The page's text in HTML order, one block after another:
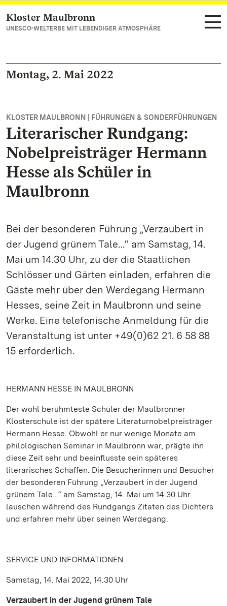
Zum Hauptinhalt springen
Kloster Maulbronn
UNESCO-WELTERBE MIT LEBENDIGER ATMOSPHÄRE
Montag, 2. Mai 2022
KLOSTER MAULBRONN | FÜHRUNGEN & SONDERFÜHRUNGEN
Literarischer Rundgang:
Nobelpreisträger Hermann
Hesse als Schüler in
Maulbronn
Bei der besonderen Führung „Verzaubert in
der Jugend grünem Tale…“ am Samstag, 14.
Mai um 14.30 Uhr, zu der die Staatlichen
Schlösser und Gärten einladen, erfahren die
Gäste mehr über den Werdegang Hermann
Hesses, seine Zeit in Maulbronn und seine
Werke. Eine telefonische Anmeldung für die
Veranstaltung ist unter +49(0)62 21. 6 58 88
15 erforderlich.
HERMANN HESSE IN MAULBRONN
Der wohl berühmteste Schüler der Maulbronner
Klosterschule ist der spätere Literaturnobelpreisträger
Hermann Hesse. Obwohl er nur wenige Monate am
philologischen Seminar in Maulbronn war, prägte ihn
diese Zeit sehr und beeinflusste sein späteres
literarisches Schaffen. Die Besucherinnen und Besucher
der besonderen Führung „Verzaubert in der Jugend
grünem Tale…“ am Samstag, 14. Mai um 14.30 Uhr
lauschen während des Rundgangs Zitaten des Dichters
und erfahren mehr über seinen Werdegang.
SERVICE UND INFORMATIONEN
Samstag, 14. Mai 2022, 14.30 Uhr
Verzaubert in der Jugend grünem Tale